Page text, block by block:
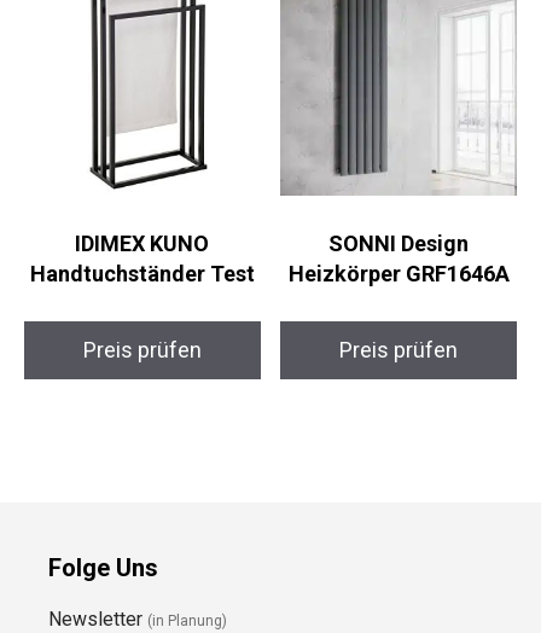
IDIMEX KUNO
Handtuchständer Test
Preis prüfen
SONNI Design
Heizkörper GRF1646A
Preis prüfen
Folge Uns
Newsletter (in Planung)